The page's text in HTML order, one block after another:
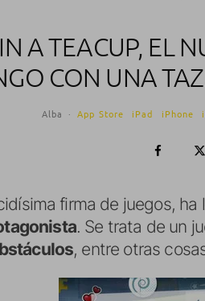
A TEACUP, EL
CON UNA
Alba · App Store iPad iPhone
firma de juegos, ha
. Se trata de un
, entre otras